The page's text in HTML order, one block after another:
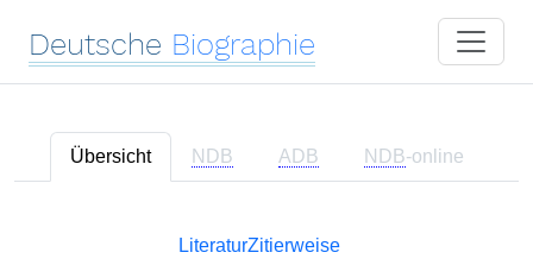
Deutsche Biographie
Übersicht NDB ADB NDB-online
LiteraturZitierweise